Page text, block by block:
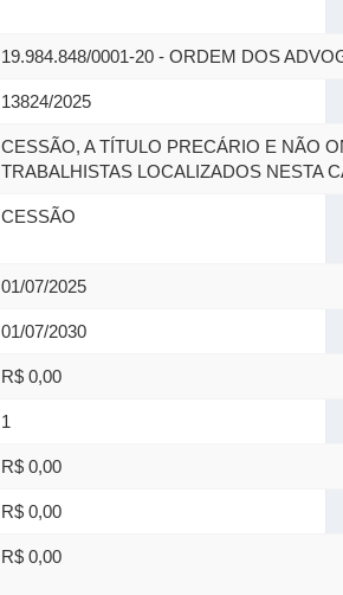
19.984.848/0001-20 - ORDEM DOS
13824/2025
CESSÃO, A TÍTULO PRECÁRIO E NÃO
TRABALHISTAS LOCALIZADOS NESTA
CESSÃO
01/07/2025
01/07/2030
R$ 0,00
1
R$ 0,00
R$ 0,00
R$ 0,00